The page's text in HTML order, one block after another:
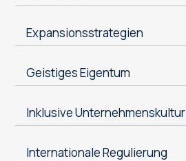
Expansionsstrategien
Geistiges Eigentum
Inklusive Unternehmenskultur
Internationale Regulierung